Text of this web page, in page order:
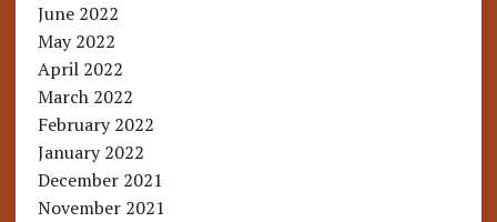
June 2022
May 2022
April 2022
March 2022
February 2022
January 2022
December 2021
November 2021